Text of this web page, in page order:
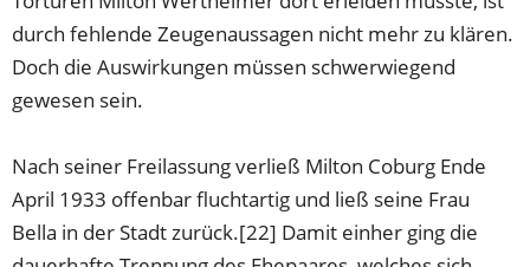
durch fehlende Zeugenaussagen nicht mehr zu klären.
Doch die Auswirkungen müssen schwerwiegend
gewesen sein.
Nach seiner Freilassung verließ Milton Coburg Ende
April 1933 offenbar fluchtartig und ließ seine Frau
Bella in der Stadt zurück.[22] Damit einher ging die